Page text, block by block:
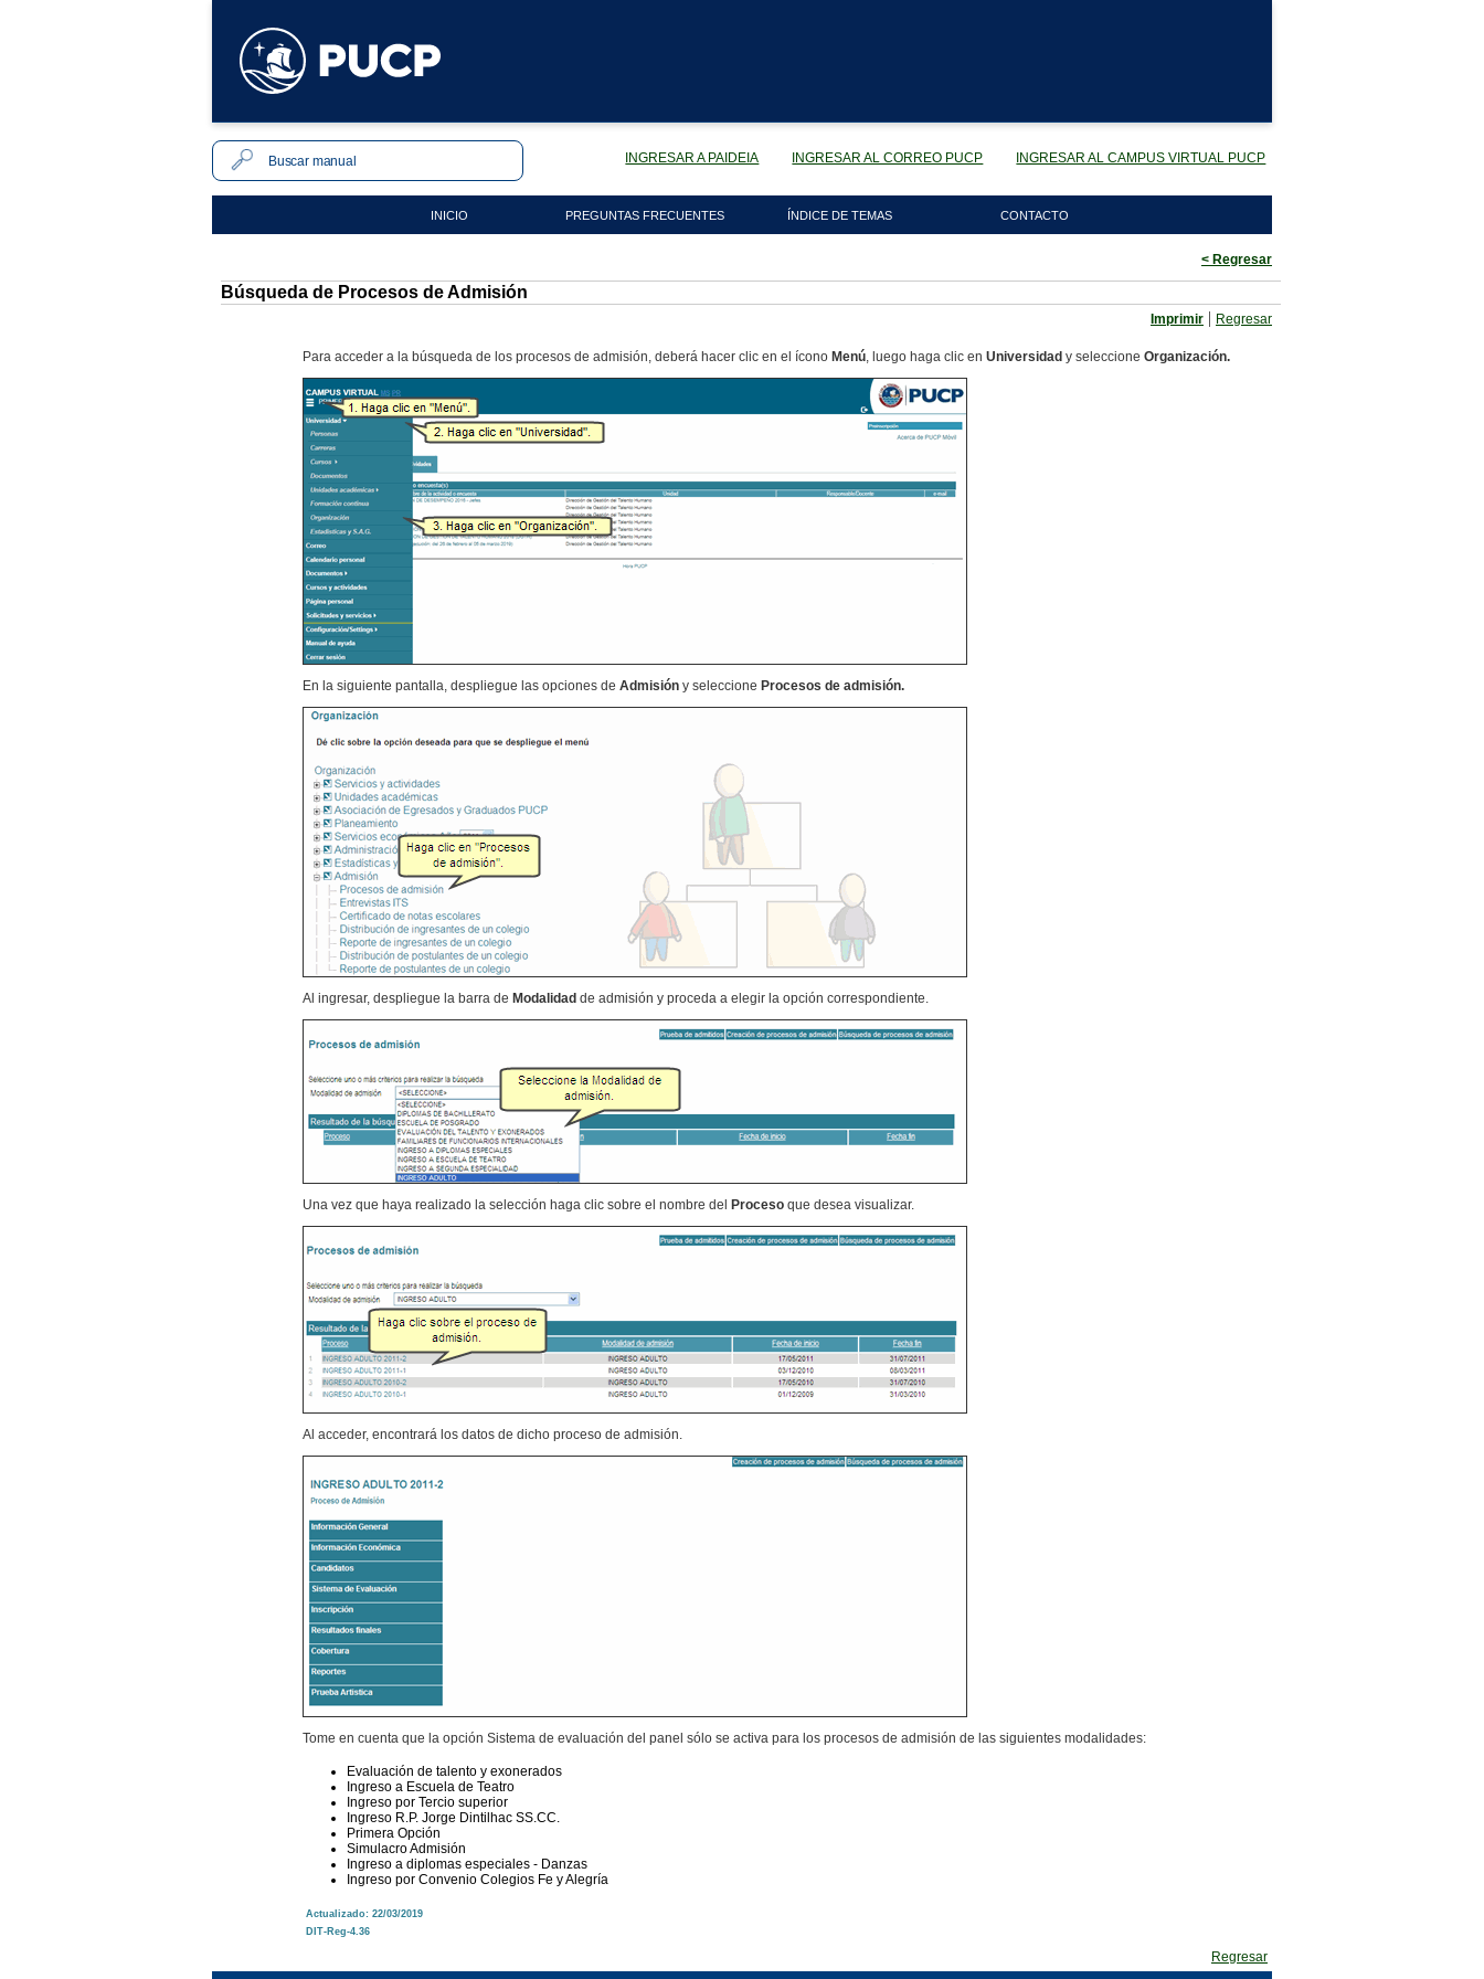
INGRESAR A PAIDEIA INGRESAR AL CORREO PUCP INGRESAR AL CAMPUS VIRTUAL PUCP
INICIO PREGUNTAS FRECUENTES ÍNDICE DE TEMAS CONTACTO
< Regresar
Búsqueda de Procesos de Admisión
Imprimir | Regresar
Para acceder a la búsqueda de los procesos de admisión, deberá hacer clic en el ícono Menú, luego haga clic en Universidad y seleccione Organización.
En la siguiente pantalla, despliegue las opciones de Admisión y seleccione Procesos de admisión.
Al ingresar, despliegue la barra de Modalidad de admisión y proceda a elegir la opción correspondiente.
Una vez que haya realizado la selección haga clic sobre el nombre del Proceso que desea visualizar.
Al acceder, encontrará los datos de dicho proceso de admisión.
Tome en cuenta que la opción Sistema de evaluación del panel sólo se activa para los procesos de admisión de las siguientes modalidades:
Evaluación de talento y exonerados
Ingreso a Escuela de Teatro
Ingreso por Tercio superior
Ingreso R.P. Jorge Dintilhac SS.CC.
Primera Opción
Simulacro Admisión
Ingreso a diplomas especiales - Danzas
Ingreso por Convenio Colegios Fe y Alegría
Actualizado: 22/03/2019
DIT-Reg-4.36
Regresar